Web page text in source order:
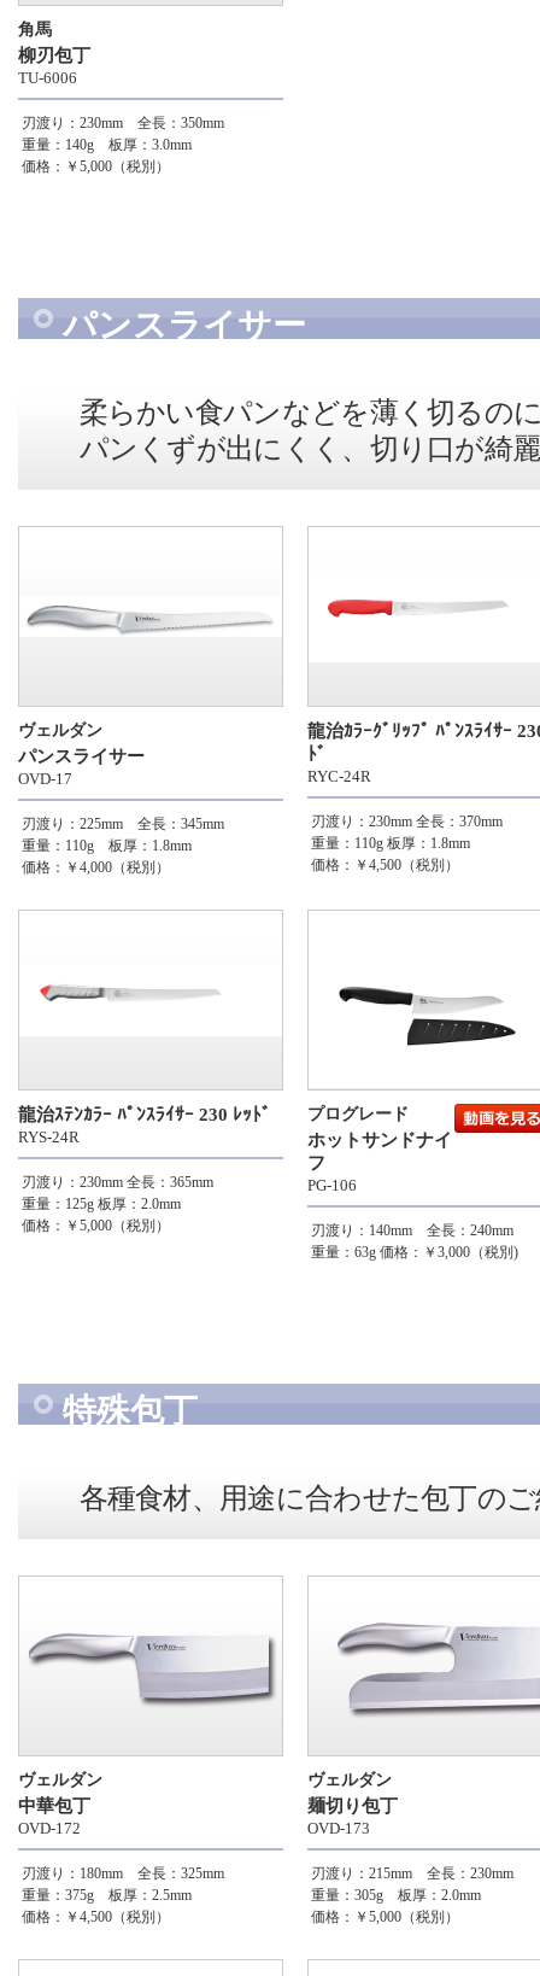
角馬
柳刃包丁
TU-6006
刃渡り：230mm 全長：350mm
重量：140g 板厚：3.0mm
価格：￥5,000（税別）
パンスライサー
柔らかい食パンなどを薄く切るの
パンくずが出にくく、切り口が綺
ヴェルダン
パンスライサー
OVD-17
刃渡り：225mm 全長：345mm
重量：110g 板厚：1.8mm
価格：￥4,000（税別）
龍治ｶﾗｰｸﾞﾘｯﾌﾟ ﾊﾟﾝｽﾗｲｻｰ
ﾄﾞ
RYC-24R
刃渡り：230mm 全長：370mm
重量：110g 板厚：1.8mm
価格：￥4,500（税別）
龍治ｽﾃﾝｶﾗｰ ﾊﾟﾝｽﾗｲｻｰ 230 ﾚｯﾄﾞ
RYS-24R
刃渡り：230mm 全長：365mm
重量：125g 板厚：2.0mm
価格：￥5,000（税別）
プログレード
ホットサンドナイ
フ
PG-106
刃渡り：140mm 全長：240mm
重量：63g 価格：￥3,000（税別)
特殊包丁
各種食材、用途に合わせた包丁の
ヴェルダン
中華包丁
OVD-172
刃渡り：180mm 全長：325mm
重量：375g 板厚：2.5mm
価格：￥4,500（税別）
ヴェルダン
麺切り包丁
OVD-173
刃渡り：215mm 全長：230mm
重量：305g 板厚：2.0mm
価格：￥5,000（税別）